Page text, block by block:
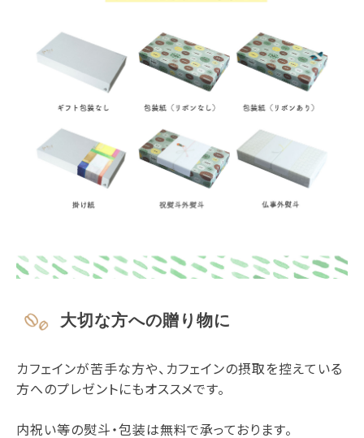
大切な方への贈り物に
カフェインが苦手な方や、カフェインの摂取を控えている
方へのプレゼントにもオススメです。
内祝い等の熨斗・包装は無料で承っております。